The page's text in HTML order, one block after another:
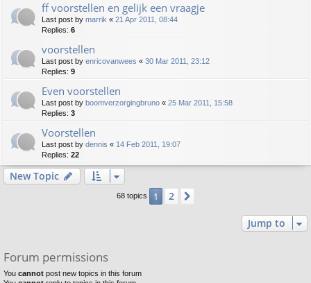
ff voorstellen en gelijk een vraagje
Last post by marrik « 21 Apr 2011, 08:44
Replies: 6
voorstellen
Last post by enricovanwees « 30 Mar 2011, 23:12
Replies: 9
Even voorstellen
Last post by boomverzorgingbruno « 25 Mar 2011, 15:58
Replies: 3
Voorstellen
Last post by dennis « 14 Feb 2011, 19:07
Replies: 22
New Topic
68 topics 1 2
Jump to
Forum permissions
You cannot post new topics in this forum